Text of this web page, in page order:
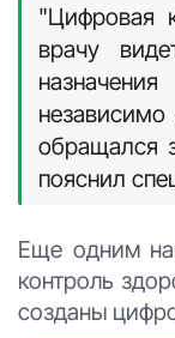
"Цифровая
врачу
обращался
пояснил
Еще одним
контроль
созданы